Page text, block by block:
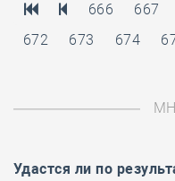
666 667
672
673 674
Удастся ли по